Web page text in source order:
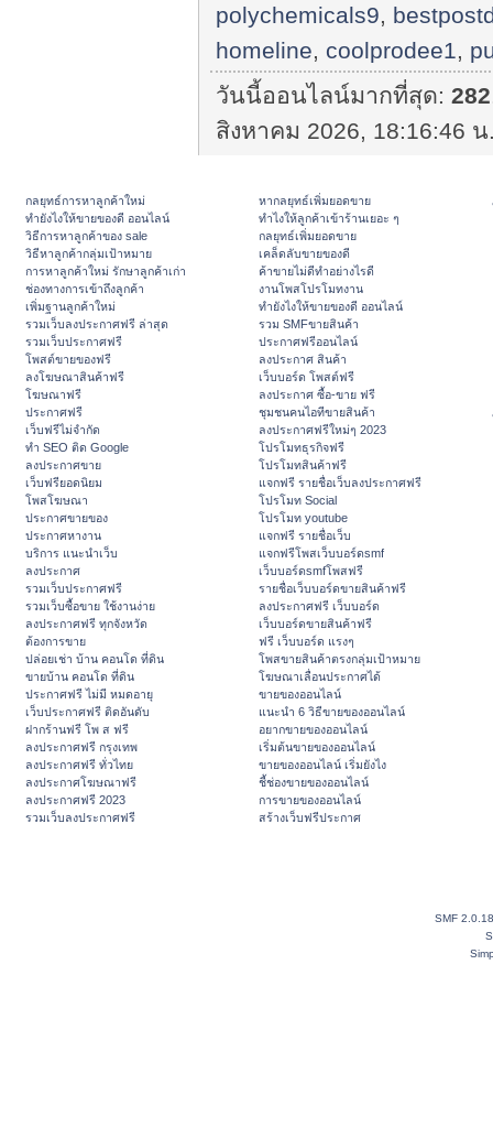
polychemicals9,
homeline, coolprodee1,
วันนี้ออนไลน์มากที่สุด:282
สิงหาคม 2026, 18:16:46 น
กลยุทธ์การหาลูกค้าใหม่
ทํายังไงให้ขายของดี ออนไลน์
วิธีการหาลูกค้าของ sale
วิธีหาลูกค้ากลุ่มเป้าหมาย
การหาลูกค้าใหม่ รักษาลูกค้าเก่า
ช่องทางการเข้าถึงลูกค้า
เพิ่มฐานลูกค้าใหม่
รวมเว็บลงประกาศฟรี ล่าสุด
รวมเว็บประกาศฟรี
โพสต์ขายของฟรี
ลงโฆษณาสินค้าฟรี
โฆษณาฟรี
ประกาศฟรี
เว็บฟรีไม่จำกัด
ทำ SEO ติด Google
ลงประกาศขาย
เว็บฟรียอดนิยม
โพสโฆษณา
ประกาศขายของ
ประกาศหางาน
บริการ แนะนำเว็บ
ลงประกาศ
รวมเว็บประกาศฟรี
รวมเว็บซื้อขาย ใช้งานง่าย
ลงประกาศฟรี ทุกจังหวัด
ต้องการขาย
ปล่อยเช่า บ้าน คอนโด ที่ดิน
ขายบ้าน คอนโด ที่ดิน
ประกาศฟรี ไม่มี หมดอายุ
เว็บประกาศฟรี ติดอันดับ
ฝากร้านฟรี โพ ส ฟรี
ลงประกาศฟรี กรุงเทพ
ลงประกาศฟรี ทั่วไทย
ลงประกาศโฆษณาฟรี
ลงประกาศฟรี 2023
รวมเว็บลงประกาศฟรี
หากลยุทธ์เพิ่มยอดขาย
ทําไงให้ลูกค้าเข้าร้านเยอะ ๆ
กลยุทธ์เพิ่มยอดขาย
เคล็ดลับขายของดี
ค้าขายไม่ดีทำอย่างไรดี
งานโพสโปรโมทงาน
ทํายังไงให้ขายของดี ออนไลน์
รวม SMFขายสินค้า
ประกาศฟรีออนไลน์
ลงประกาศ สินค้า
เว็บบอร์ด โพสต์ฟรี
ลงประกาศ ซื้อ-ขาย ฟรี
ชุมชนคนไอทีขายสินค้า
ลงประกาศฟรีใหม่ๆ 2023
โปรโมทธุรกิจฟรี
โปรโมทสินค้าฟรี
แจกฟรี รายชื่อเว็บลงประกาศฟรี
โปรโมท Social
โปรโมท youtube
แจกฟรี รายชื่อเว็บ
แจกฟรีโพสเว็บบอร์ดsmf
เว็บบอร์ดsmfโพสฟรี
รายชื่อเว็บบอร์ดขายสินค้าฟรี
ลงประกาศฟรี เว็บบอร์ด
เว็บบอร์ดขายสินค้าฟรี
ฟรี เว็บบอร์ด แรงๆ
โพสขายสินค้าตรงกลุ่มเป้าหมาย
โฆษณาเลื่อนประกาศได้
ขายของออนไลน์
แนะนำ 6 วิธีขายของออนไลน์
อยากขายของออนไลน์
เริ่มต้นขายของออนไลน์
ขายของออนไลน์ เริ่มยังไง
ชี้ช่องขายของออนไลน์
การขายของออนไลน์
สร้างเว็บฟรีประกาศ
SMF 2.0.18